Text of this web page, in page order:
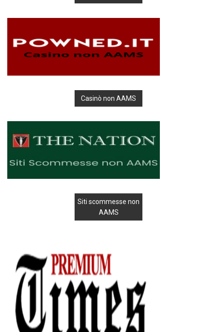
Casinò non AAMS
Siti scommesse non
AAMS